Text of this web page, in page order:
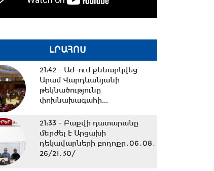
ԼՐԱՀՈՍ
21:42 - ԱԺ-ում քննարկվեց
Արամ Վարդևանյանի
թեկնածությունը
փոխնախագահի...
21:33 - Բաքվի դատարանը
մերժել է Արցախի
ղեկավարների բողոքը․06․08․
26/21․30/